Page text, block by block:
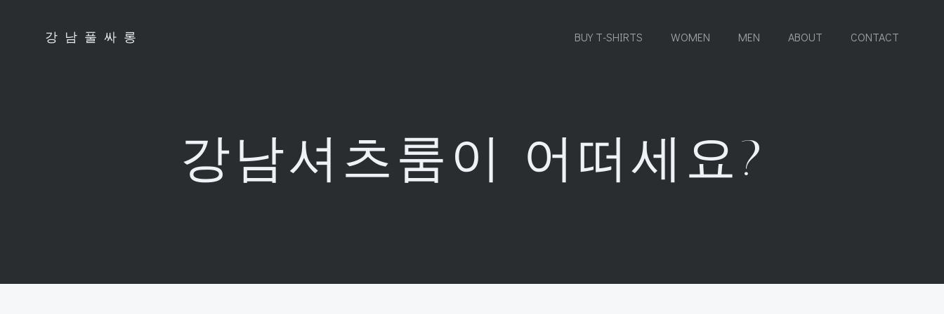
강남풀싸롱 BUY T-SHIRTS WOMEN MEN ABOUT CONTACT
강남셔츠룸이 어떠세요?